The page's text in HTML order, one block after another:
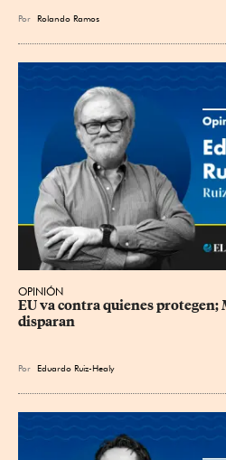
Por Rolando Ramos
OPINIÓN
EU va contra quienes protegen;
disparan
Por Eduardo Ruiz-Healy